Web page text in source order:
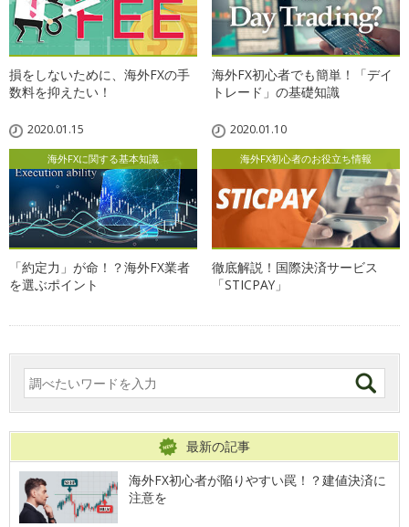
損をしないために、海外FXの手
数料を抑えたい！
海外FX初心者でも簡単！「デイ
トレード」の基礎知識
2020.01.15
海外FXに関する基本知識
「約定力」が命！？海外FX業者
を選ぶポイント
2020.01.10
海外FX初心者のお役立ち情報
徹底解説！国際決済サービス
「STICPAY」
最新の記事
海外FX初心者が陥りやすい罠！？建値決済に
注意を